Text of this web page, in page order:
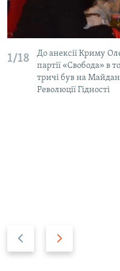
1/18
До анексії Криму
партії «Свобода» в
тричі був на
Революції Гідності